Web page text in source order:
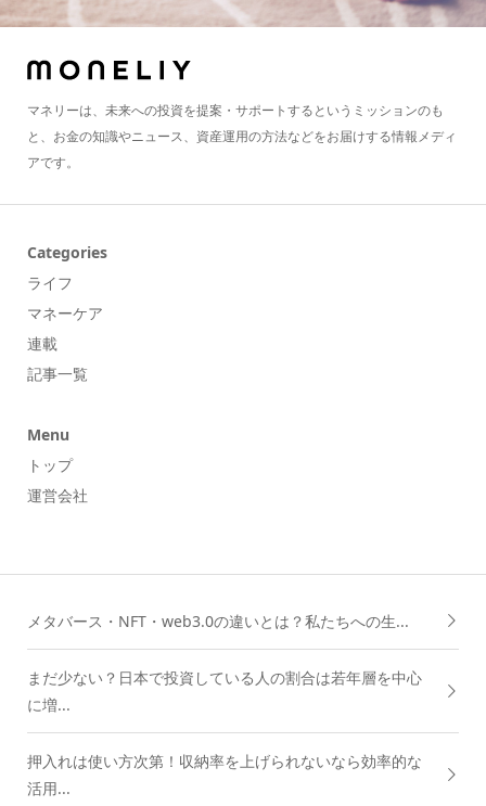
マネリーは、未来への投資を提案・サポートするというミッションのも
と、お金の知識やニュース、資産運用の方法などをお届けする情報メディ
アです。
Categories
ライフ
マネーケア
連載
記事一覧
Menu
トップ
運営会社
メタバース・NFT・web3.0の違いとは？私たちへの生...
まだ少ない？日本で投資している人の割合は若年層を中心
に増...
押入れは使い方次第！収納率を上げられないなら効率的な
活用...